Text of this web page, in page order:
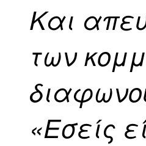
Και
των
«Εσείς